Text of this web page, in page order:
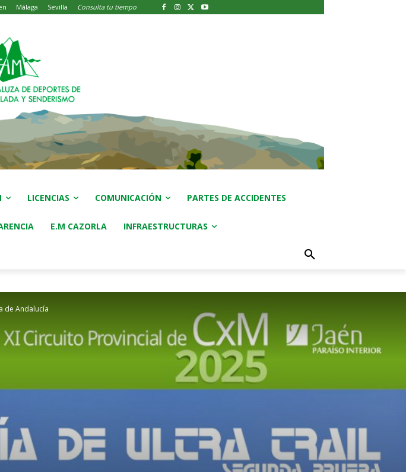
Málaga Sevilla Consulta tu tiempo
LICENCIAS COMUNICACIÓN PARTES DE ACCIDENTES
E.M CAZORLA INFRAESTRUCTURAS
de Andalucía